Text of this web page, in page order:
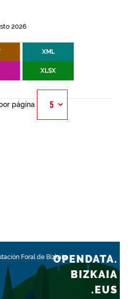
2026
XML
XLSX
página
Foral de BizkaiaOPENDATA.
BIZKAIA
.EUS